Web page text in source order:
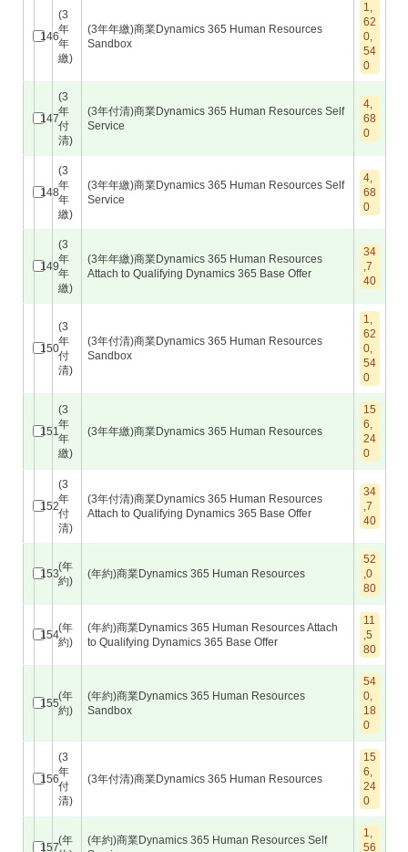
146
(3
年
年
繳)
(3年年繳)商業Dynamics 365 Human Resources
Sandbox
1,
62
0,
54
0
147
(3
年
付
清)
(3年付清)商業Dynamics 365 Human Resources Self
Service
4,
68
0
148
(3
年
年
繳)
(3年年繳)商業Dynamics 365 Human Resources Self
Service
4,
68
0
149
(3
年
年
繳)
(3年年繳)商業Dynamics 365 Human Resources
Attach to Qualifying Dynamics 365 Base Offer
34
,7
40
150
(3
年
付
清)
(3年付清)商業Dynamics 365 Human Resources
Sandbox
1,
62
0,
54
0
151
(3
年
年
繳)
(3年年繳)商業Dynamics 365 Human Resources
15
6,
24
0
152
(3
年
付
清)
(3年付清)商業Dynamics 365 Human Resources
Attach to Qualifying Dynamics 365 Base Offer
34
,7
40
153
(年
約)
(年約)商業Dynamics 365 Human Resources
52
,0
80
154
(年
約)
(年約)商業Dynamics 365 Human Resources Attach
to Qualifying Dynamics 365 Base Offer
11
,5
80
155
(年
約)
(年約)商業Dynamics 365 Human Resources
Sandbox
54
0,
18
0
156
(3
年
付
清)
(3年付清)商業Dynamics 365 Human Resources
15
6,
24
0
157
(年
(年約)商業Dynamics 365 Human Resources Self
1,
56